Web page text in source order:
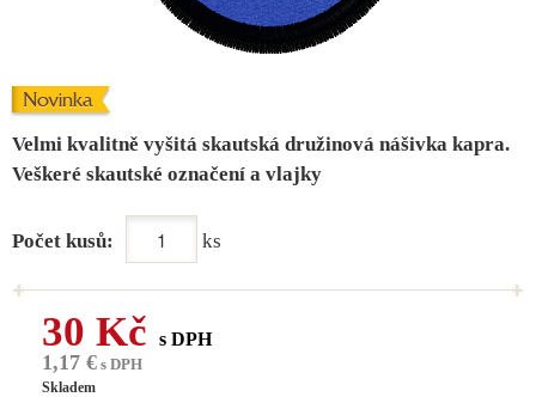
Novinka
Velmi kvalitně vyšitá skautská družinová nášivka kapra.
Veškeré skautské označení a vlajky
Počet kusů: ks
30 Kč s DPH
1,17 € s DPH
Skladem